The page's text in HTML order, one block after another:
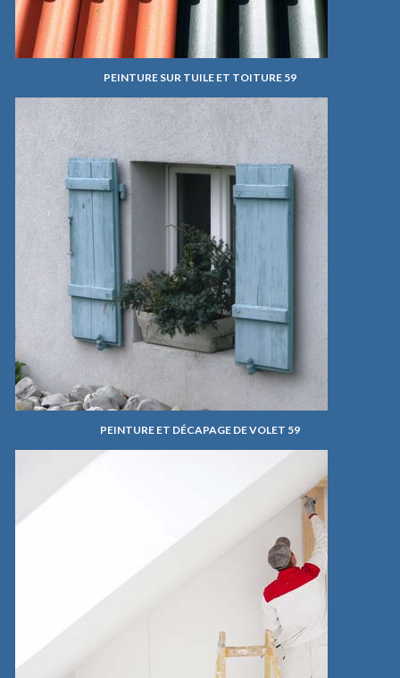
PEINTURE SUR TUILE ET TOITURE 59
PEINTURE ET DÉCAPAGE DE VOLET 59